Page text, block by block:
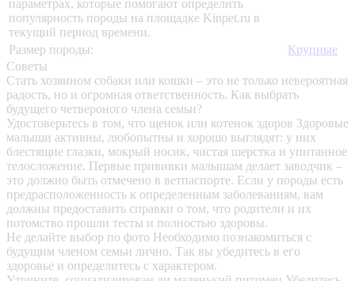
параметрах, которые помогают определить
популярность породы на площадке Kinpet.ru в
текущий период времени.
Размер породы:
Крупные
Советы
Стать хозяином собаки или кошки – это не только невероятная
радость, но и огромная ответственность. Как выбрать
будущего четвероного члена семьи?
Удостоверьтесь в том, что щенок или котенок здоров Здоровые
малыши активны, любопытны и хорошо выглядят: у них
блестящие глазки, мокрый носик, чистая шерстка и упитанное
телосложение. Первые прививки малышам делает заводчик –
это должно быть отмечено в ветпаспорте. Если у породы есть
предрасположенность к определенным заболеваниям, вам
должны предоставить справки о том, что родители и их
потомство прошли тесты и полностью здоровы.
Не делайте выбор по фото Необходимо познакомиться с
будущим членом семьи лично. Так вы убедитесь в его
здоровье и определитесь с характером.